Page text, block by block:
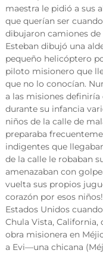
maestra le pidió a sus
que querían ser
dibujaron camiones
Esteban dibujó una
pequeño helicóptero
piloto misionero que
que no lo conocían.
a las misiones definiría
durante su infancia
niños de la calle de
preparaba
indigentes que
de la calle le robaban
amenazaban con
vuelta sus propios
corazón por esos
Estados Unidos
Chula Vista,
obra misionera en
a Evi—una chicana